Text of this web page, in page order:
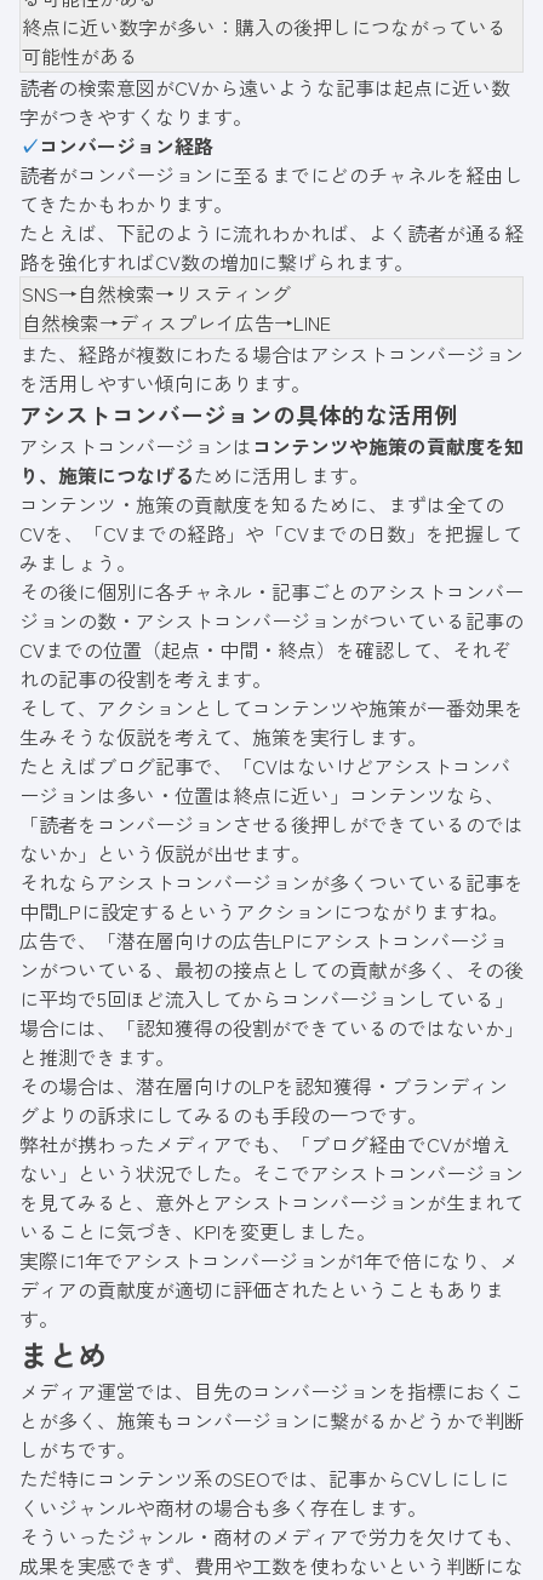
終点に近い数字が多い：購入の後押しにつながっている
可能性がある
読者の検索意図がCVから遠いような記事は起点に近い数
字がつきやすくなります。
✓コンバージョン経路
読者がコンバージョンに至るまでにどのチャネルを経由し
てきたかもわかります。
たとえば、下記のように流れわかれば、よく読者が通る経
路を強化すればCV数の増加に繋げられます。
SNS→自然検索→リスティング
自然検索→ディスプレイ広告→LINE
また、経路が複数にわたる場合はアシストコンバージョン
を活用しやすい傾向にあります。
アシストコンバージョンの具体的な活用例
アシストコンバージョンは コンテンツや施策の貢献度を知
り、施策につなげるために活用します。
コンテンツ・施策の貢献度を知るために、まずは全ての
CVを、「CVまでの経路」や「CVまでの日数」を把握して
みましょう。
その後に個別に各チャネル・記事ごとのアシストコンバー
ジョンの数・アシストコンバージョンがついている記事の
CVまでの位置（起点・中間・終点）を確認して、それぞ
れの記事の役割を考えます。
そして、アクションとしてコンテンツや施策が一番効果を
生みそうな仮説を考えて、施策を実行します。
たとえばブログ記事で、「CVはないけどアシストコンバ
ージョンは多い・位置は終点に近い」コンテンツなら、
「読者をコンバージョンさせる後押しができているのでは
ないか」という仮説が出せます。
それならアシストコンバージョンが多くついている記事を
中間LPに設定するというアクションにつながりますね。
広告で、「潜在層向けの広告LPにアシストコンバージョ
ンがついている、最初の接点としての貢献が多く、その後
に平均で5回ほど流入してからコンバージョンしている」
場合には、「認知獲得の役割ができているのではないか」
と推測できます。
その場合は、潜在層向けのLPを認知獲得・ブランディン
グよりの訴求にしてみるのも手段の一つです。
弊社が携わったメディアでも、「ブログ経由でCVが増え
ない」という状況でした。そこでアシストコンバージョン
を見てみると、意外とアシストコンバージョンが生まれて
いることに気づき、KPIを変更しました。
実際に1年でアシストコンバージョンが1年で倍になり、メ
ディアの貢献度が適切に評価されたということもありま
す。
まとめ
メディア運営では、目先のコンバージョンを指標におくこ
とが多く、施策もコンバージョンに繋がるかどうかで判断
しがちです。
ただ特にコンテンツ系のSEOでは、記事からCVしにしに
くいジャンルや商材の場合も多く存在します。
そういったジャンル・商材のメディアで労力を欠けても、
成果を実感できず、費用や工数を使わないという判断にな